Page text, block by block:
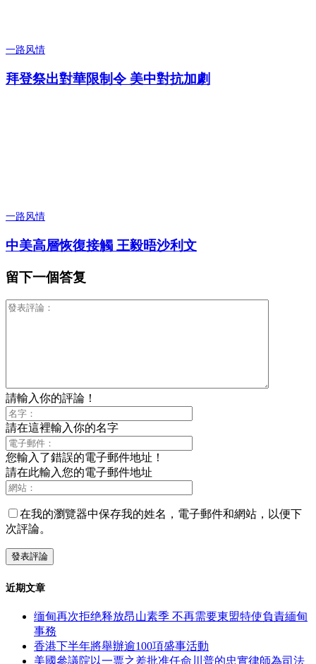
一路风情
拜登祭出對華限制令 美中對抗加劇
一路风情
中美高層恢復接觸 王毅晤沙利文
留下一個答复
請輸入你的評論！
請在這裡輸入你的名字
您輸入了錯誤的電子郵件地址！
請在此輸入您的電子郵件地址
在我的瀏覽器中保存我的姓名，電子郵件和網站，以便下
次評論。
近期文章
缅甸再次拒绝释放昂山素季 不再需要東盟特使負責緬甸
事務
香港下半年將舉辦逾100項盛事活動
美國參議院以一票之差批准任命川普的忠實律師為司法